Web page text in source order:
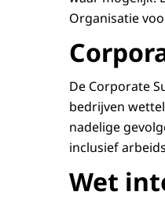
Organisatie
De Corporate
bedrijven
nadelige
inclusief
Wet